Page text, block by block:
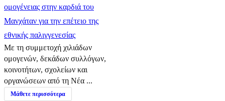
ομογένειας στην καρδιά του
Μανχάταν για την επέτειο της
εθνικής παλιγγενεσίας
Με τη συμμετοχή χιλιάδων
ομογενών, δεκάδων συλλόγων,
κοινοτήτων, σχολείων και
οργανώσεων από τη Νέα ...
Μάθετε περισσότερα